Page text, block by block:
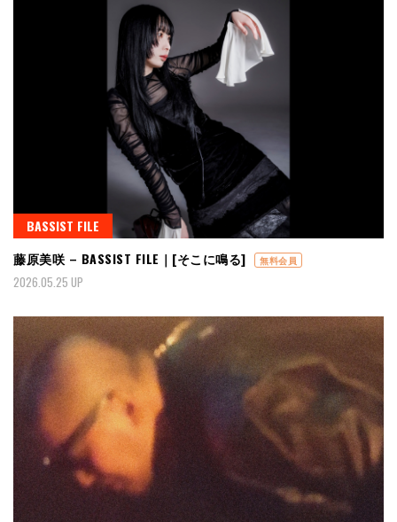
BASSIST FILE
藤原美咲 – BASSIST FILE｜[そこに鳴る]
無料会員
2026.05.25 UP